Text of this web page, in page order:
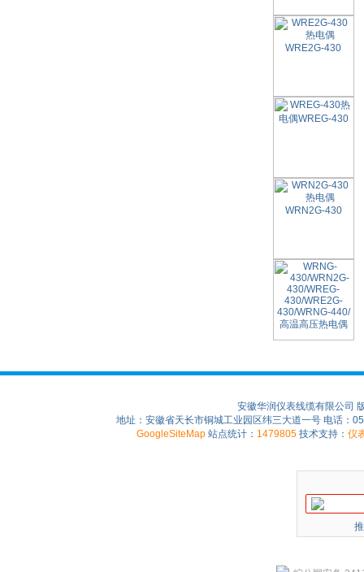
安徽华润仪表线缆有限公司
地址：安徽省天长市铜城工业园区纬三大道一号 电话：
GoogleSiteMap 站点统计： 1479805 技术支持： 仪